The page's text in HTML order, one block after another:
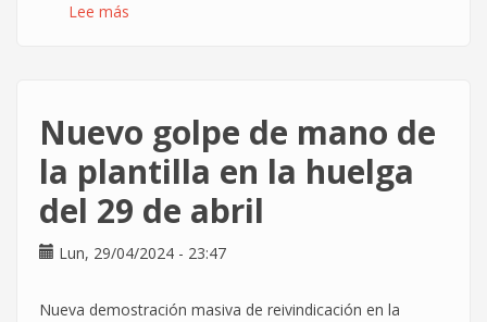
Lee más
ante
pasividad
de
directivos
sin
Nuevo golpe de mano de
la plantilla en la huelga
del 29 de abril
Lun, 29/04/2024 - 23:47
Nueva demostración masiva de reivindicación en la